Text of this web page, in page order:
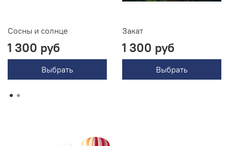
Сосны и солнце
1 300 руб
Выбрать
Закат
1 300 руб
Выбрать